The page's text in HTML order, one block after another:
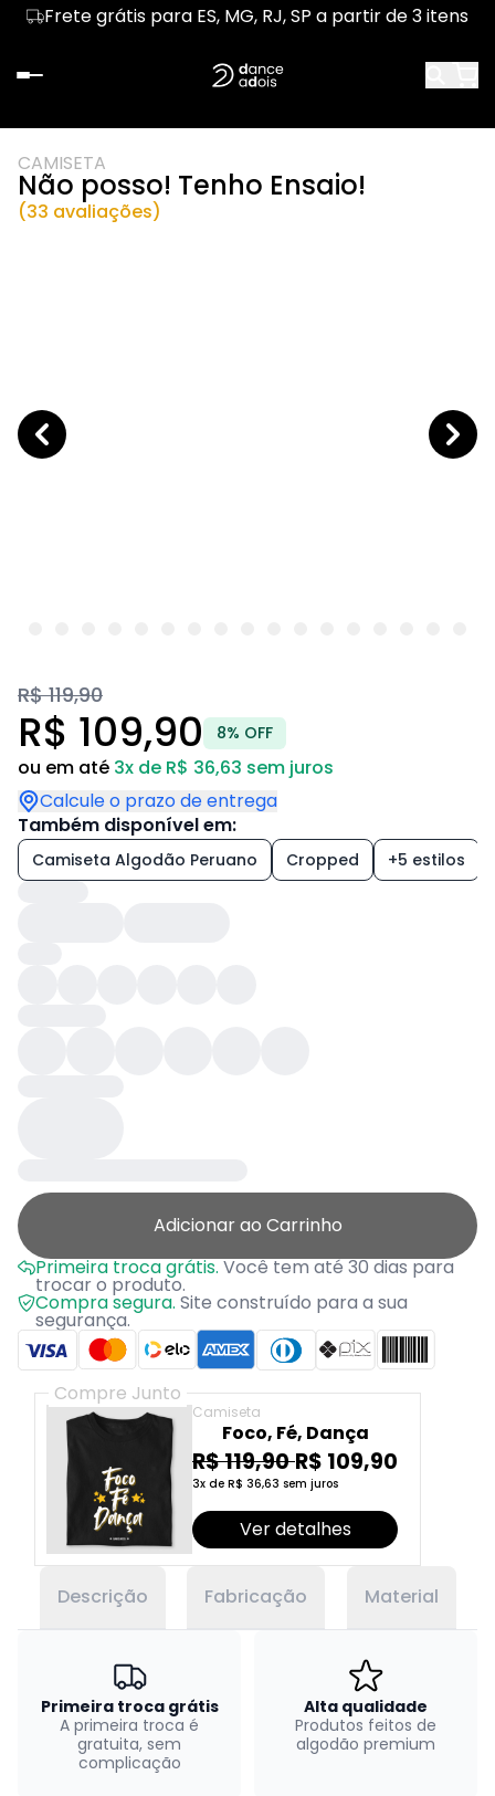
Frete grátis para ES, MG, RJ, SP a partir de 3 itens
CAMISETA
Não posso! Tenho Ensaio!
(33 avaliações)
R$ 119,90
R$ 109,90 8% OFF
ou em até 3x de R$ 36,63 sem juros
Calcule o prazo de entrega
Também disponível em:
Camiseta Algodão Peruano Cropped +5 estilos
Adicionar ao Carrinho
Primeira troca grátis.Você tem até 30 dias para
trocar o produto.
Compra segura. Site construído para a sua
segurança.
Compre Junto
Camiseta
Foco, Fé, Dança
R$ 119,90 R$ 109,90
3x de R$ 36,63 sem juros
Ver detalhes
Descrição Fabricação Material
Primeira troca grátis
A primeira troca é
gratuita, sem
complicação
Alta qualidade
Produtos feitos de
algodão premium